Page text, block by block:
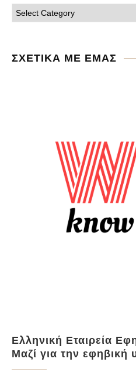
ΣΧΕΤΙΚΑ ΜΕ ΕΜΑΣ
Ελληνική Εταιρεία
Μαζί για την εφηβική